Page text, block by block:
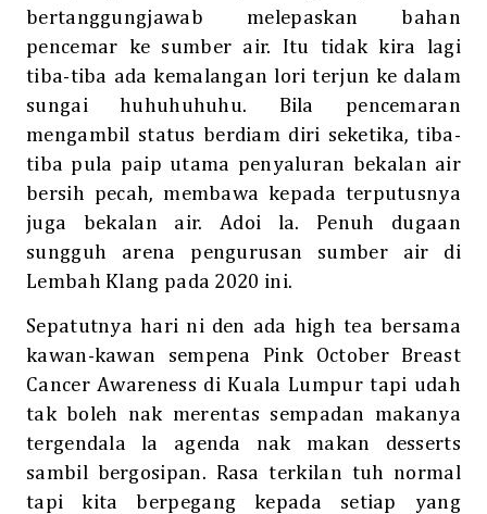
bertanggungjawab melepaskan bahan
pencemar ke sumber air. Itu tidak kira lagi
tiba-tiba ada kemalangan lori terjun ke dalam
sungai huhuhuhuhu. Bila pencemaran
mengambil status berdiam diri seketika, tiba-
tiba pula paip utama penyaluran bekalan air
bersih pecah, membawa kepada terputusnya
juga bekalan air. Adoi la. Penuh dugaan
sungguh arena pengurusan sumber air di
Lembah Klang pada 2020 ini.
Sepatutnya hari ni den ada high tea bersama
kawan-kawan sempena Pink October Breast
Cancer Awareness di Kuala Lumpur tapi udah
tak boleh nak merentas sempadan makanya
tergendala la agenda nak makan desserts
sambil bergosipan. Rasa terkilan tuh normal
tapi kita berpegang kepada setiap yang